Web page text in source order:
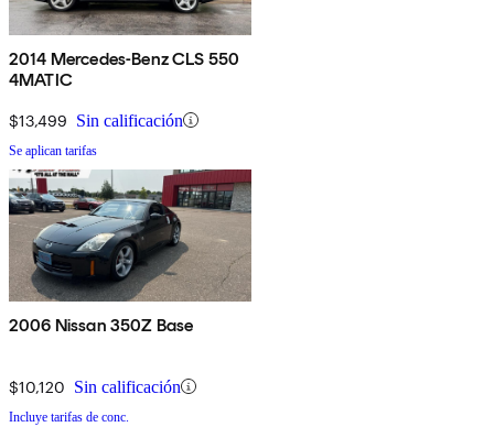
2014 Mercedes-Benz CLS 550
4MATIC
$13,499 Sin calificación
Se aplican tarifas
2006 Nissan 350Z Base
$10,120 Sin calificación
Incluye tarifas de conc.